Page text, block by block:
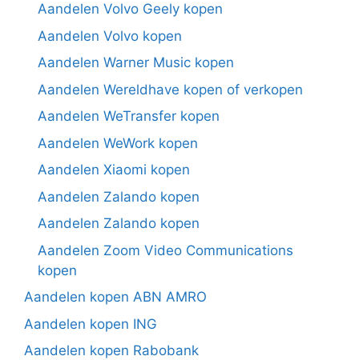
Aandelen Volvo Geely kopen
Aandelen Volvo kopen
Aandelen Warner Music kopen
Aandelen Wereldhave kopen of verkopen
Aandelen WeTransfer kopen
Aandelen WeWork kopen
Aandelen Xiaomi kopen
Aandelen Zalando kopen
Aandelen Zalando kopen
Aandelen Zoom Video Communications
kopen
Aandelen kopen ABN AMRO
Aandelen kopen ING
Aandelen kopen Rabobank